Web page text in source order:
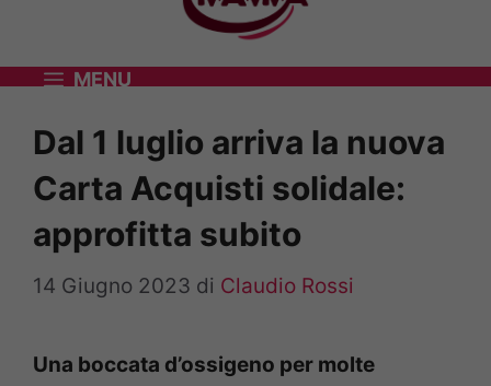
MENU
Dal 1 luglio arriva la nuova
Carta Acquisti solidale:
approfitta subito
14 Giugno 2023 di Claudio Rossi
Una boccata d’ossigeno per molte